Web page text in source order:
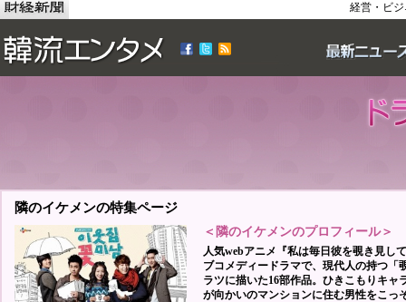
経営・ビ
隣のイケメンの特集ページ
＜隣のイケメンのプロフィール＞
人気webアニメ『私は毎日彼を覗き見し
ブコメディードラマで、現代人の持つ「
ラツに描いた16部作品。ひきこもりキャ
が向かいのマンションに住む男性をこっ